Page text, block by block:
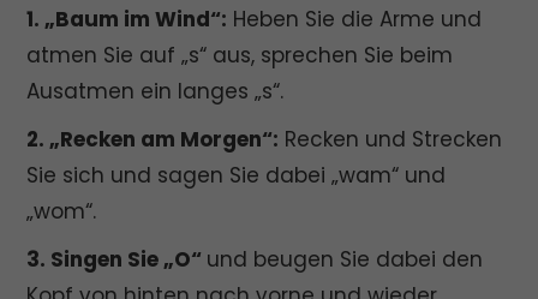
1. „Baum im Wind“: Heben Sie die Arme und
atmen Sie auf „s“ aus, sprechen Sie beim
Ausatmen ein langes „s“.
2. „Recken am Morgen“: Recken und Strecken
Sie sich und sagen Sie dabei „wam“ und
„wom“.
3. Singen Sie „O“ und beugen Sie dabei den